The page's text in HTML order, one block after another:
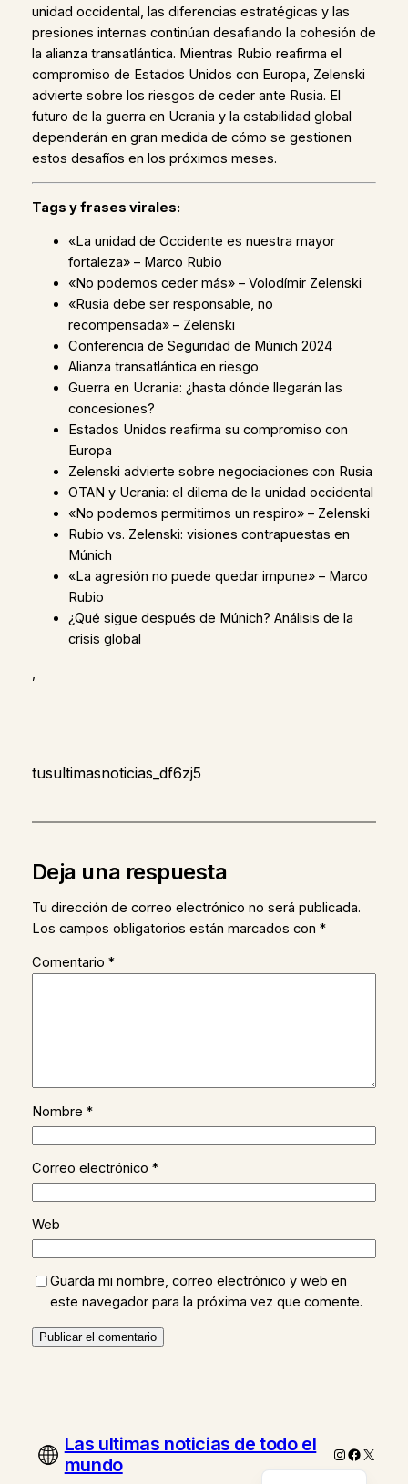
unidad occidental, las diferencias estratégicas y las
presiones internas continúan desafiando la cohesión de
la alianza transatlántica. Mientras Rubio reafirma el
compromiso de Estados Unidos con Europa, Zelenski
advierte sobre los riesgos de ceder ante Rusia. El
futuro de la guerra en Ucrania y la estabilidad global
dependerán en gran medida de cómo se gestionen
estos desafíos en los próximos meses.
Tags y frases virales:
«La unidad de Occidente es nuestra mayor
fortaleza» – Marco Rubio
«No podemos ceder más» – Volodímir Zelenski
«Rusia debe ser responsable, no
recompensada» – Zelenski
Conferencia de Seguridad de Múnich 2024
Alianza transatlántica en riesgo
Guerra en Ucrania: ¿hasta dónde llegarán las
concesiones?
Estados Unidos reafirma su compromiso con
Europa
Zelenski advierte sobre negociaciones con Rusia
OTAN y Ucrania: el dilema de la unidad occidental
«No podemos permitirnos un respiro» – Zelenski
Rubio vs. Zelenski: visiones contrapuestas en
Múnich
«La agresión no puede quedar impune» – Marco
Rubio
¿Qué sigue después de Múnich? Análisis de la
crisis global
,
tusultimasnoticias_df6zj5
Deja una respuesta
Tu dirección de correo electrónico no será publicada.
Los campos obligatorios están marcados con *
Comentario *
Nombre *
Correo electrónico *
Web
Guarda mi nombre, correo electrónico y web en
este navegador para la próxima vez que comente.
Las ultimas noticias de todo el
mundo
Instagram
X